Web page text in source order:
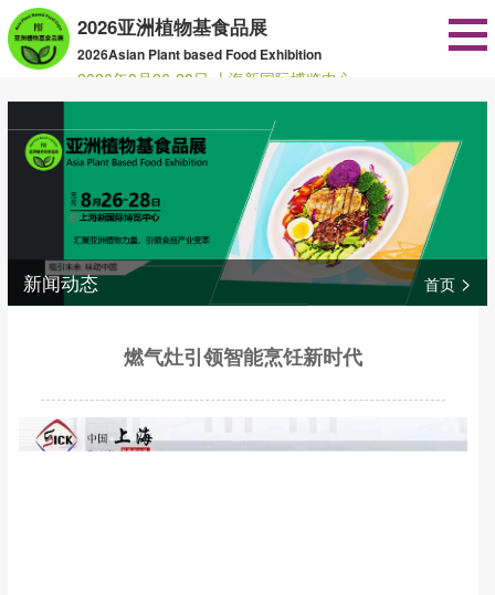
2026亚洲植物基食品展
2026Asian Plant based Food Exhibition
2026年8月26-28日 上海新国际博览中心
首页 >
新闻动态
燃气灶引领智能烹饪新时代